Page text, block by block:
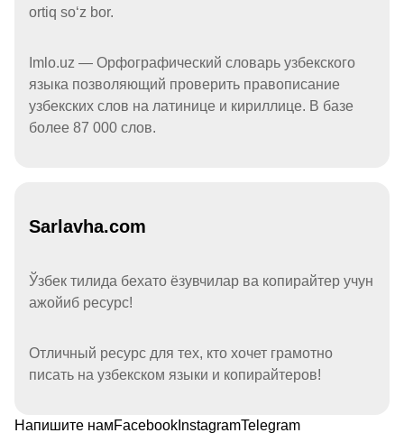
ortiq soʻz bor.
Imlo.uz — Орфографический словарь узбекского
языка позволяющий проверить правописание
узбекских слов на латинице и кириллице. В базе
более 87 000 слов.
Sarlavha.com
Ўзбек тилида бехато ёзувчилар ва копирайтер учун
ажойиб ресурс!
Отличный ресурс для тех, кто хочет грамотно
писать на узбекском языки и копирайтеров!
Напишите намFacebook InstagramTelegram